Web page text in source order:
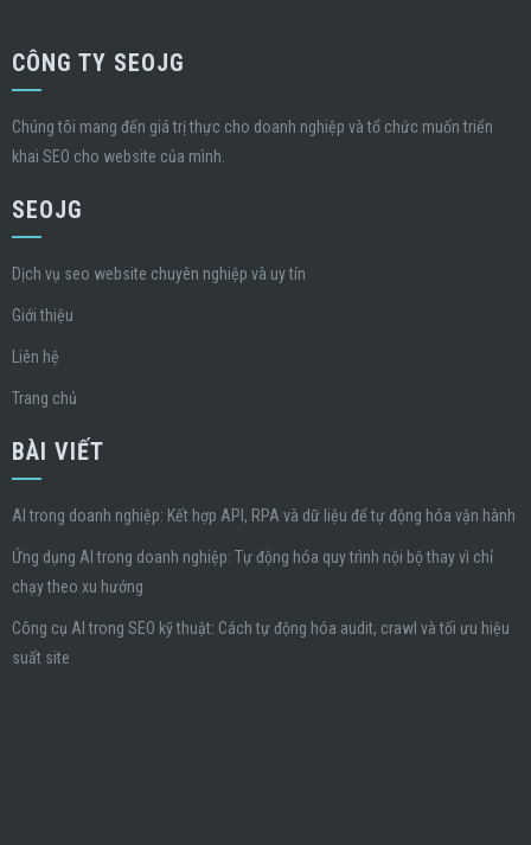
CÔNG TY SEOJG
Chúng tôi mang đến giá trị thực cho doanh nghiệp và tổ chức muốn triển
khai SEO cho website của mình.
SEOJG
Dịch vụ seo website chuyên nghiệp và uy tín
Giới thiệu
Liên hệ
Trang chủ
BÀI VIẾT
AI trong doanh nghiệp: Kết hợp API, RPA và dữ liệu để tự động hóa vận hành
Ứng dụng AI trong doanh nghiệp: Tự động hóa quy trình nội bộ thay vì chỉ
chạy theo xu hướng
Công cụ AI trong SEO kỹ thuật: Cách tự động hóa audit, crawl và tối ưu hiệu
suất site